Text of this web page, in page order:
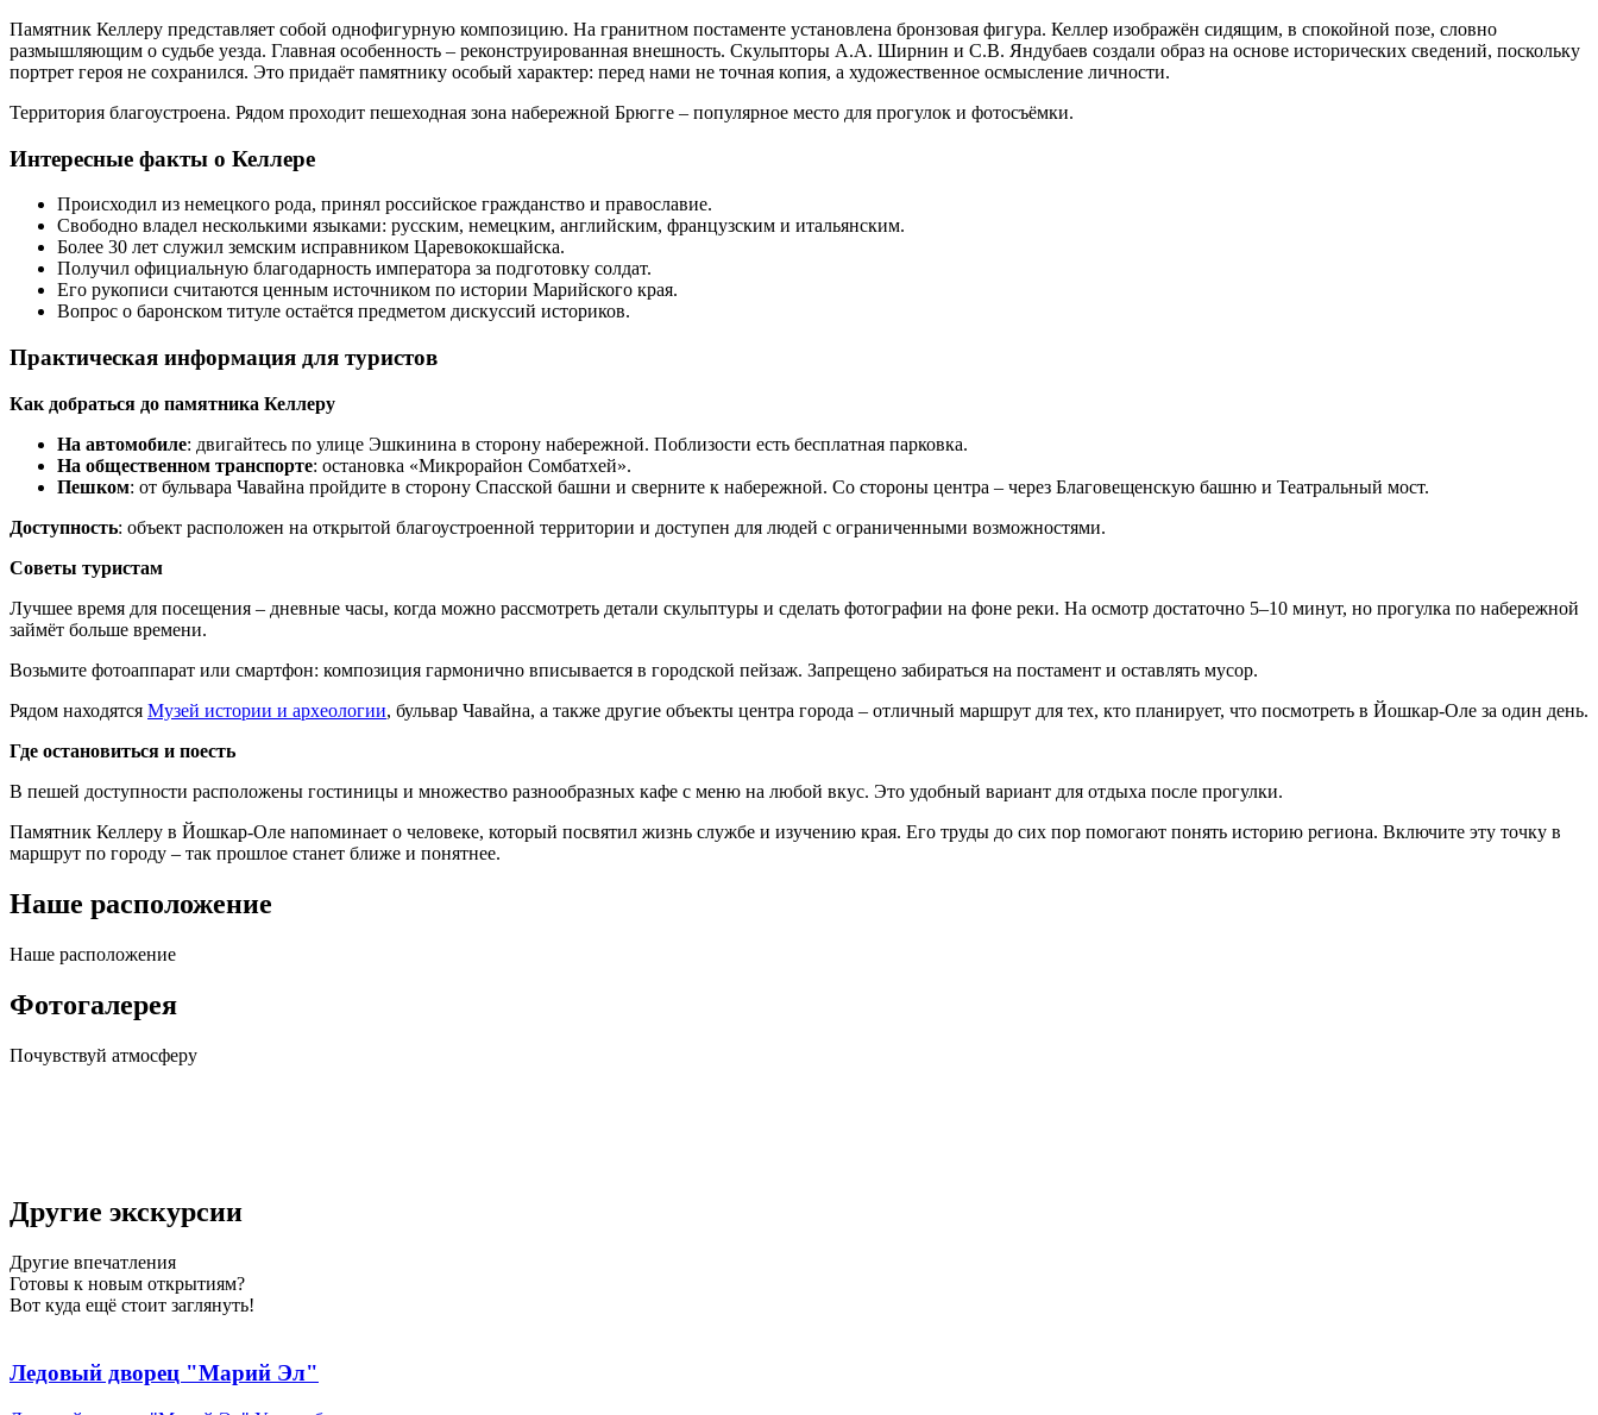
Памятник Келлеру представляет собой однофигурную композицию. На гранитном постаменте установлена бронзовая фигура. Келлер изображён сидящим, в спокойной позе, словно
размышляющим о судьбе уезда. Главная особенность – реконструированная внешность. Скульпторы А.А. Ширнин и С.В. Яндубаев создали образ на основе исторических сведений, поскольку
портрет героя не сохранился. Это придаёт памятнику особый характер: перед нами не точная копия, а художественное осмысление личности.
Территория благоустроена. Рядом проходит пешеходная зона набережной Брюгге – популярное место для прогулок и фотосъёмки.
Интересные факты о Келлере
Происходил из немецкого рода, принял российское гражданство и православие.
Свободно владел несколькими языками: русским, немецким, английским, французским и итальянским.
Более 30 лет служил земским исправником Царевококшайска.
Получил официальную благодарность императора за подготовку солдат.
Его рукописи считаются ценным источником по истории Марийского края.
Вопрос о баронском титуле остаётся предметом дискуссий историков.
Практическая информация для туристов
Как добраться до памятника Келлеру
На автомобиле: двигайтесь по улице Эшкинина в сторону набережной. Поблизости есть бесплатная парковка.
На общественном транспорте: остановка «Микрорайон Сомбатхей».
Пешком: от бульвара Чавайна пройдите в сторону Спасской башни и сверните к набережной. Со стороны центра – через Благовещенскую башню и Театральный мост.
Доступность: объект расположен на открытой благоустроенной территории и доступен для людей с ограниченными возможностями.
Советы туристам
Лучшее время для посещения – дневные часы, когда можно рассмотреть детали скульптуры и сделать фотографии на фоне реки. На осмотр достаточно 5–10 минут, но прогулка по набережной
займёт больше времени.
Возьмите фотоаппарат или смартфон: композиция гармонично вписывается в городской пейзаж. Запрещено забираться на постамент и оставлять мусор.
Рядом находятся Музей истории и археологии, бульвар Чавайна, а также другие объекты центра города – отличный маршрут для тех, кто планирует, что посмотреть в Йошкар-Оле за один день.
Где остановиться и поесть
В пешей доступности расположены гостиницы и множество разнообразных кафе с меню на любой вкус. Это удобный вариант для отдыха после прогулки.
Памятник Келлеру в Йошкар-Оле напоминает о человеке, который посвятил жизнь службе и изучению края. Его труды до сих пор помогают понять историю региона. Включите эту точку в
маршрут по городу – так прошлое станет ближе и понятнее.
Наше расположение
Наше расположение
Фотогалерея
Почувствуй атмосферу
Другие экскурсии
Другие впечатления
Готовы к новым открытиям?
Вот куда ещё стоит заглянуть!
Ледовый дворец "Марий Эл"